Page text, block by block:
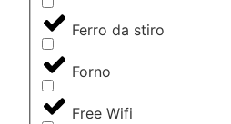
Ferro da stiro
Forno
Free Wifi